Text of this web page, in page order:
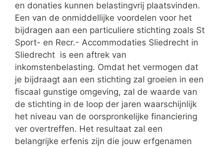
en donaties kunnen belastingvrij plaatsvinden.
Een van de onmiddellijke voordelen voor het
bijdragen aan een particuliere stichting zoals St
Sport- en Recr.- Accommodaties Sliedrecht in
Sliedrecht is een aftrek van
inkomstenbelasting. Omdat het vermogen dat
je bijdraagt aan een stichting zal groeien in een
fiscaal gunstige omgeving, zal de waarde van
de stichting in de loop der jaren waarschijnlijk
het niveau van de oorspronkelijke financiering
ver overtreffen. Het resultaat zal een
belangrijke erfenis zijn die jouw erfgenamen